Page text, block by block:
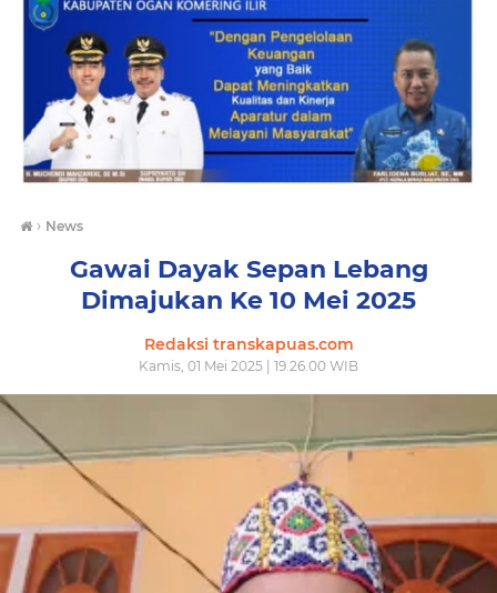
› News
Gawai Dayak Sepan Lebang
Dimajukan Ke 10 Mei 2025
Redaksi transkapuas.com
Kamis, 01 Mei 2025 | 19.26.00 WIB